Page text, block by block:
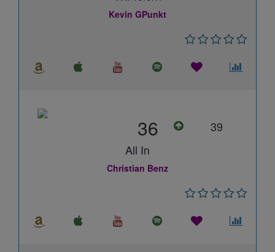
Kevin GPunkt
36
39
All In
Christian Benz